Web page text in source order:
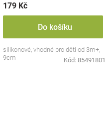
179 Kč
Do košíku
silikonové, vhodné pro děti od 3m+,
9cm
Kód: 85491801